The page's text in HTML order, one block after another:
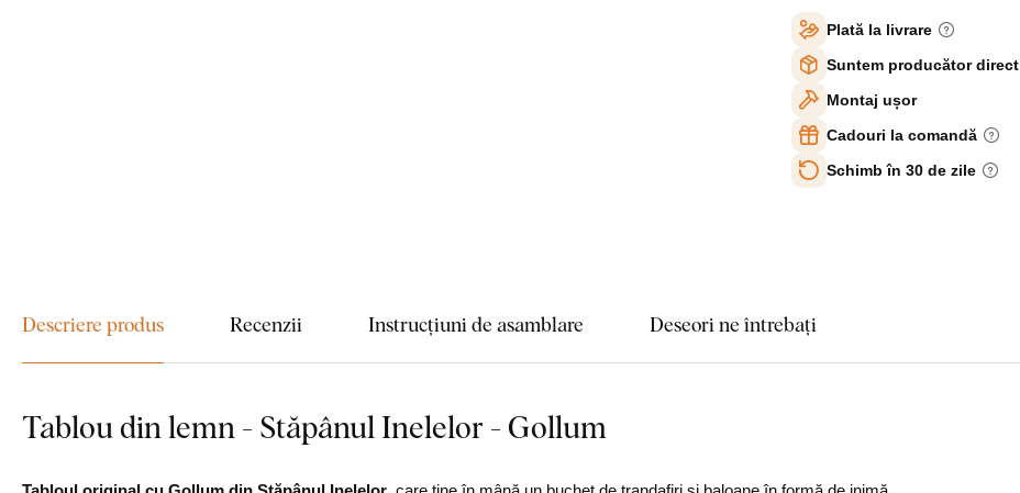
Plată la livrare
Suntem producător direct
Montaj ușor
Cadouri la comandă
Schimb în 30 de zile
Descriere produs Recenzii Instrucțiuni de asamblare Deseori ne întrebați
Tablou din lemn - Stăpânul Inelelor - Gollum